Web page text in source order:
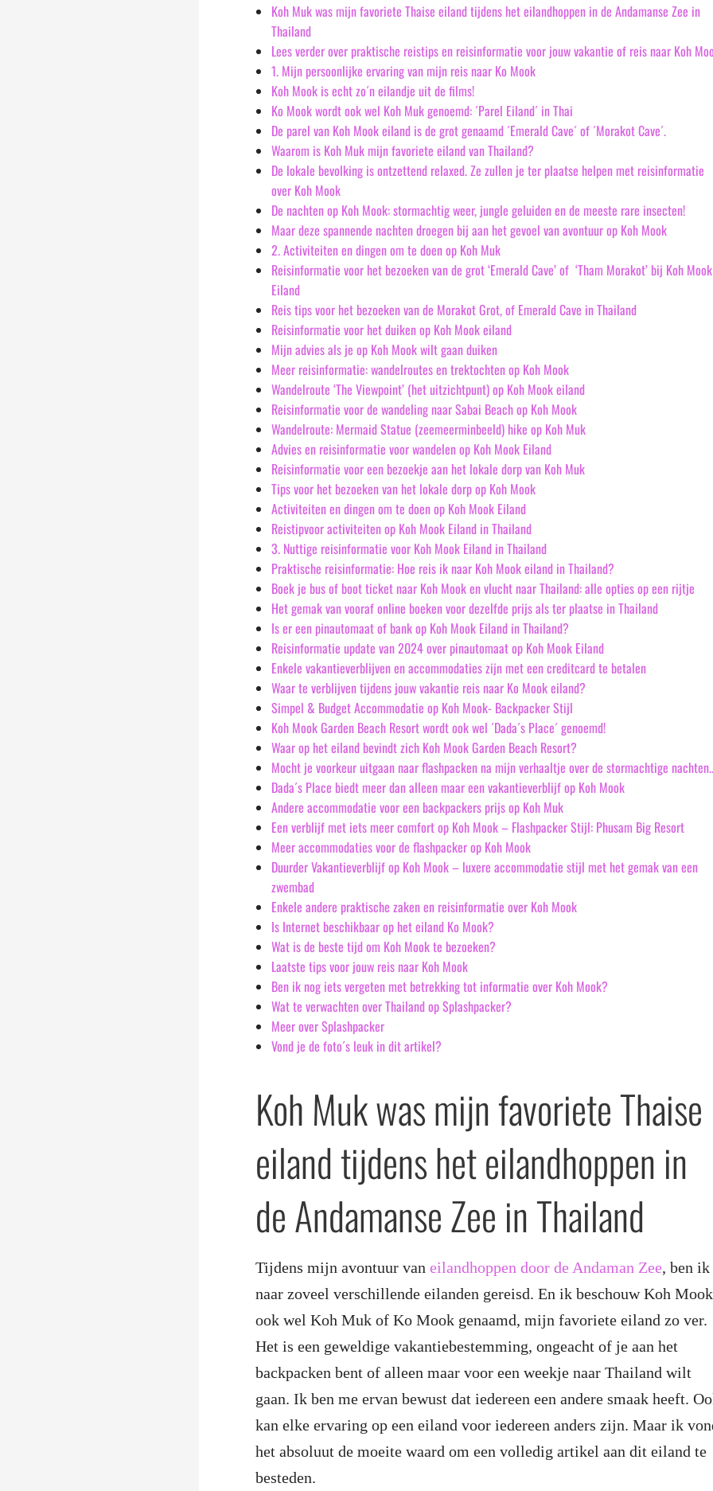
Koh Muk was mijn favoriete Thaise eiland tijdens het eilandhoppen in de Andamanse Zee in
Thailand
Lees verder over praktische reistips en reisinformatie voor jouw vakantie of reis naar Koh
1. Mijn persoonlijke ervaring van mijn reis naar Ko Mook
Koh Mook is echt zo´n eilandje uit de films!
Ko Mook wordt ook wel Koh Muk genoemd: ´Parel Eiland´ in Thai
De parel van Koh Mook eiland is de grot genaamd ´Emerald Cave´ of ´Morakot Cave´.
Waarom is Koh Muk mijn favoriete eiland van Thailand?
De lokale bevolking is ontzettend relaxed. Ze zullen je ter plaatse helpen met reisinformatie
over Koh Mook
De nachten op Koh Mook: stormachtig weer, jungle geluiden en de meeste rare insecten!
Maar deze spannende nachten droegen bij aan het gevoel van avontuur op Koh Mook
2. Activiteiten en dingen om te doen op Koh Muk
Reisinformatie voor het bezoeken van de grot ‘Emerald Cave’ of ‘Tham Morakot’ bij Koh Mook
Eiland
Reis tips voor het bezoeken van de Morakot Grot, of Emerald Cave in Thailand
Reisinformatie voor het duiken op Koh Mook eiland
Mijn advies als je op Koh Mook wilt gaan duiken
Meer reisinformatie: wandelroutes en trektochten op Koh Mook
Wandelroute ‘The Viewpoint’ (het uitzichtpunt) op Koh Mook eiland
Reisinformatie voor de wandeling naar Sabai Beach op Koh Mook
Wandelroute: Mermaid Statue (zeemeerminbeeld) hike op Koh Muk
Advies en reisinformatie voor wandelen op Koh Mook Eiland
Reisinformatie voor een bezoekje aan het lokale dorp van Koh Muk
Tips voor het bezoeken van het lokale dorp op Koh Mook
Activiteiten en dingen om te doen op Koh Mook Eiland
Reistipvoor activiteiten op Koh Mook Eiland in Thailand
3. Nuttige reisinformatie voor Koh Mook Eiland in Thailand
Praktische reisinformatie: Hoe reis ik naar Koh Mook eiland in Thailand?
Boek je bus of boot ticket naar Koh Mook en vlucht naar Thailand: alle opties op een rijtje
Het gemak van vooraf online boeken voor dezelfde prijs als ter plaatse in Thailand
Is er een pinautomaat of bank op Koh Mook Eiland in Thailand?
Reisinformatie update van 2024 over pinautomaat op Koh Mook Eiland
Enkele vakantieverblijven en accommodaties zijn met een creditcard te betalen
Waar te verblijven tijdens jouw vakantie reis naar Ko Mook eiland?
Simpel & Budget Accommodatie op Koh Mook- Backpacker Stijl
Koh Mook Garden Beach Resort wordt ook wel ´Dada´s Place´ genoemd!
Waar op het eiland bevindt zich Koh Mook Garden Beach Resort?
Mocht je voorkeur uitgaan naar flashpacken na mijn verhaaltje over de stormachtige nachten..
Dada´s Place biedt meer dan alleen maar een vakantieverblijf op Koh Mook
Andere accommodatie voor een backpackers prijs op Koh Muk
Een verblijf met iets meer comfort op Koh Mook – Flashpacker Stijl: Phusam Big Resort
Meer accommodaties voor de flashpacker op Koh Mook
Duurder Vakantieverblijf op Koh Mook – luxere accommodatie stijl met het gemak van een
zwembad
Enkele andere praktische zaken en reisinformatie over Koh Mook
Is Internet beschikbaar op het eiland Ko Mook?
Wat is de beste tijd om Koh Mook te bezoeken?
Laatste tips voor jouw reis naar Koh Mook
Ben ik nog iets vergeten met betrekking tot informatie over Koh Mook?
Wat te verwachten over Thailand op Splashpacker?
Meer over Splashpacker
Vond je de foto´s leuk in dit artikel?
Koh Muk was mijn favoriete Thaise
eiland tijdens het eilandhoppen in
de Andamanse Zee in Thailand
Tijdens mijn avontuur van eilandhoppen door de Andaman Zee, ben ik
naar zoveel verschillende eilanden gereisd. En ik beschouw Koh
ook wel Koh Muk of Ko Mook genaamd, mijn favoriete eiland zo ver.
Het is een geweldige vakantiebestemming, ongeacht of je aan het
backpacken bent of alleen maar voor een weekje naar Thailand wilt
gaan. Ik ben me ervan bewust dat iedereen een andere smaak heeft.
kan elke ervaring op een eiland voor iedereen anders zijn. Maar ik
het absoluut de moeite waard om een volledig artikel aan dit eiland te
besteden.